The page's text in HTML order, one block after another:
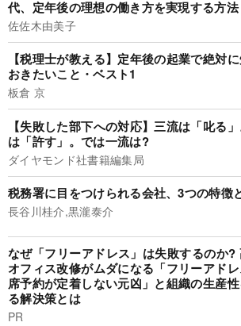
代、定年後の理想の働き方を実現する方法
佐佐木由美子
【税理士が教える】定年後の起業で絶対
おきたいこと・ベスト1
板倉 京
【失敗した部下への対応】三流は「叱る
は「許す」。では一流は?
ダイヤモンド社書籍編集局
税務署に目をつけられる会社、3つの特徴
長谷川桂介,黒瀧泰介
なぜ「フリーアドレス」は失敗するのか?
オフィス改修がムダになる「フリーアド
席予約が定着しない元凶」と組織の生産
る解決策とは
PR